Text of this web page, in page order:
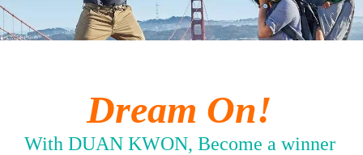
Dream On!
With DUAN KWON, Become a winner